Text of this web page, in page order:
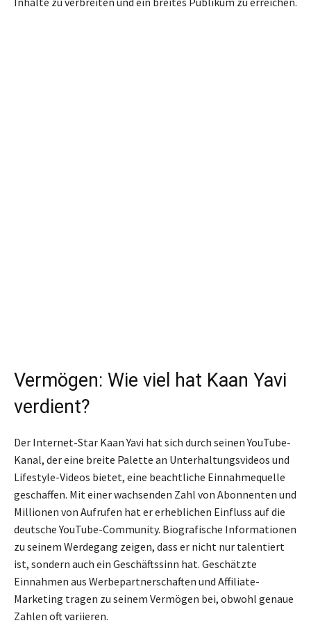
Vermögen: Wie viel hat Kaan Yavi
verdient?
Der Internet-Star Kaan Yavi hat sich durch seinen YouTube-
Kanal, der eine breite Palette an Unterhaltungsvideos und
Lifestyle-Videos bietet, eine beachtliche Einnahmequelle
geschaffen. Mit einer wachsenden Zahl von Abonnenten und
Millionen von Aufrufen hat er erheblichen Einfluss auf die
deutsche YouTube-Community. Biografische Informationen
zu seinem Werdegang zeigen, dass er nicht nur talentiert
ist, sondern auch ein Geschäftssinn hat. Geschätzte
Einnahmen aus Werbepartnerschaften und Affiliate-
Marketing tragen zu seinem Vermögen bei, obwohl genaue
Zahlen oft variieren.